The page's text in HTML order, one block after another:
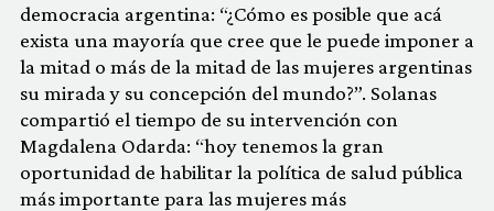
democracia argentina: “¿Cómo es posible que acá
exista una mayoría que cree que le puede imponer a
la mitad o más de la mitad de las mujeres argentinas
su mirada y su concepción del mundo?”. Solanas
compartió el tiempo de su intervención con
Magdalena Odarda: “hoy tenemos la gran
oportunidad de habilitar la política de salud pública
más importante para las mujeres más